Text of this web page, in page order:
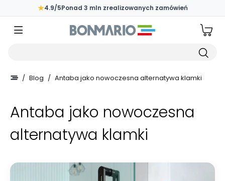
Przejdź do głównej zawartości strony
★4.9/5Ponad 3 mln zrealizowanych zamówień
/ Blog / Antaba jako nowoczesna alternatywa klamki
Antaba jako nowoczesna
alternatywa klamki